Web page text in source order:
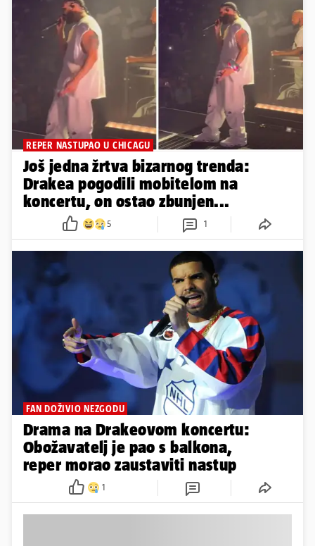
REPER NASTUPAO U CHICAGU
Još jedna žrtva bizarnog trenda:
Drakea pogodili mobitelom na
koncertu, on ostao zbunjen...
5 1
FAN DOŽIVIO NEZGODU
Drama na Drakeovom koncertu:
Obožavatelj je pao s balkona,
reper morao zaustaviti nastup
1